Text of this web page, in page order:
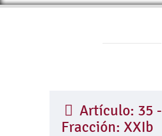
Artículo: 35 -
Fracción: XXIb